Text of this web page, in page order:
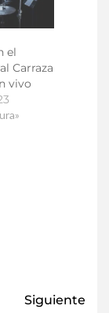
el
Carraza
vivo
Siguiente